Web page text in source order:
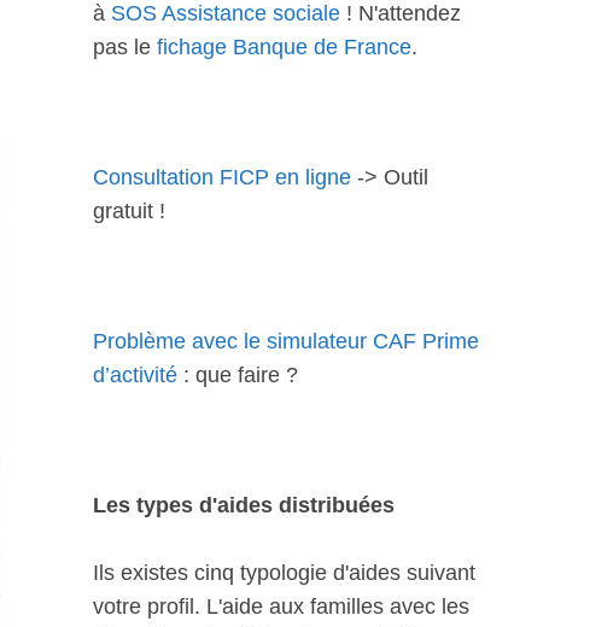
à SOS Assistance sociale ! N'attendez
pas le fichage Banque de France.
Consultation FICP en ligne -> Outil
gratuit !
Problème avec le simulateur CAF Prime
d’activité : que faire ?
Les types d'aides distribuées
Ils existes cinq typologie d'aides suivant
votre profil. L'aide aux familles avec les